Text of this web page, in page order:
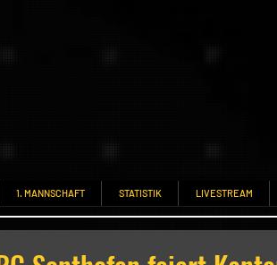
1. MANNSCHAFT STATISTIK LIVESTREAM